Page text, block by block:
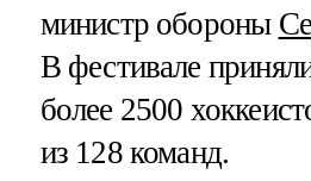
министр обороны
В фестивале
более 2500
из 128 команд.